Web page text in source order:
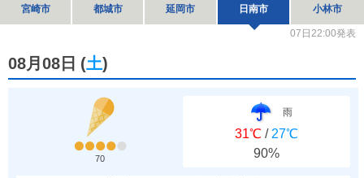
宮崎市 都城市 延岡市 日南市 小林市
07日22:00発表
08月08日 (土)
70
雨
31℃ / 27℃
90%